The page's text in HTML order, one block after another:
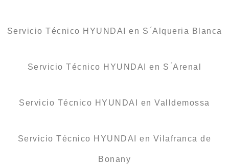
Servicio Técnico HYUNDAI en S ́Alqueria Blanca
Servicio Técnico HYUNDAI en S ́Arenal
Servicio Técnico HYUNDAI en Valldemossa
Servicio Técnico HYUNDAI en Vilafranca de
Bonany